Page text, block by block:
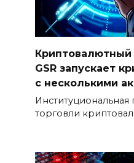
GSR запускает
с несколькими
Институциональная
торговли